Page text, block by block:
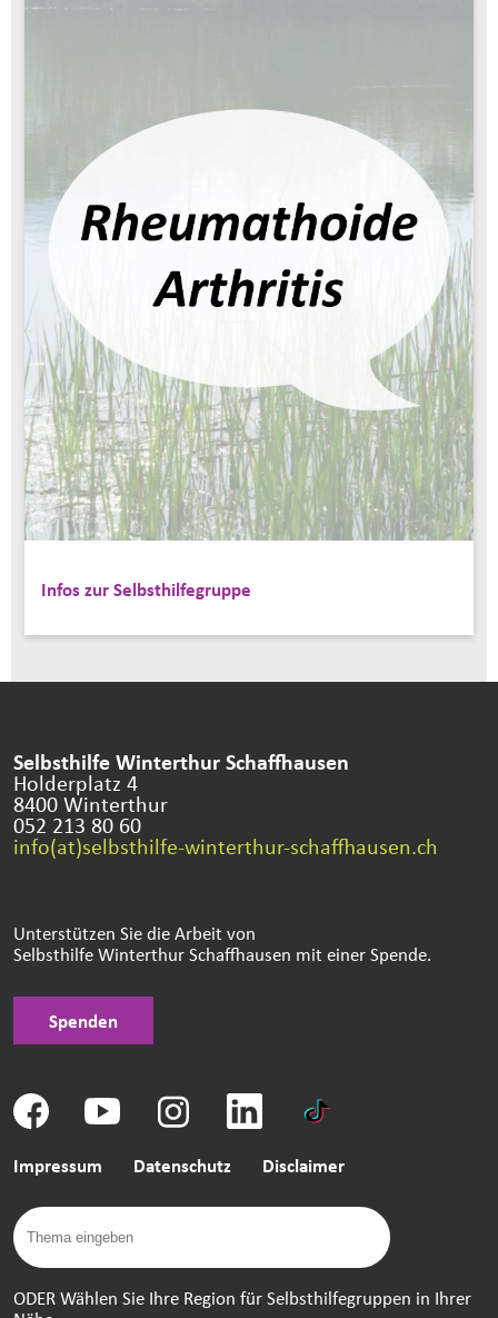
Infos zur Selbsthilfegruppe
Selbsthilfe Winterthur Schaffhausen
Holderplatz 4
8400 Winterthur
052 213 80 60
info(at)selbsthilfe-winterthur-schaffhausen.ch
Unterstützen Sie die Arbeit von
Selbsthilfe Winterthur Schaffhausen mit einer Spende.
Spenden
Impressum Datenschutz Disclaimer
ODER Wählen Sie Ihre Region für Selbsthilfegruppen in Ihrer